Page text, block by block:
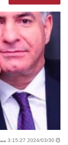
2024/03/30 3:15:27 مساءً